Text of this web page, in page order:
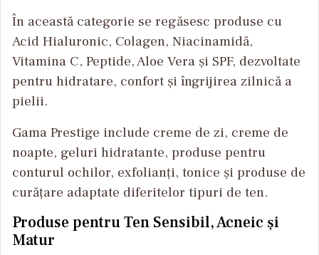
În această categorie se regăsesc produse cu
Acid Hialuronic, Colagen, Niacinamidă,
Vitamina C, Peptide, Aloe Vera și SPF, dezvoltate
pentru hidratare, confort și îngrijirea zilnică a
pielii.
Gama Prestige include creme de zi, creme de
noapte, geluri hidratante, produse pentru
conturul ochilor, exfolianți, tonice și produse de
curățare adaptate diferitelor tipuri de ten.
Produse pentru Ten Sensibil, Acneic și
Matur